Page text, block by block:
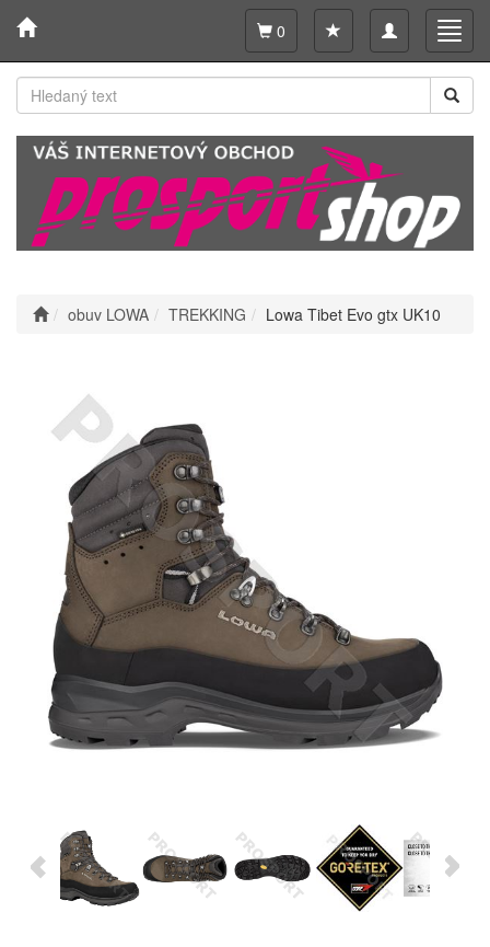
Toggle
navigation
0
obuv LOWA TREKKING Lowa Tibet Evo gtx UK10